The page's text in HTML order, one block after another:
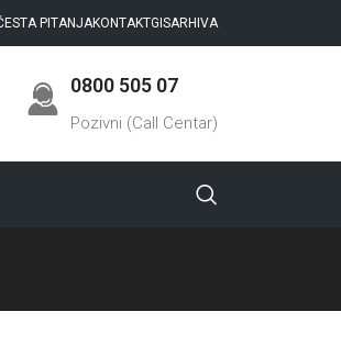
PITANJAKONTAKTGISARHIVA
0800 505 07
Pozivni (Call Centar)